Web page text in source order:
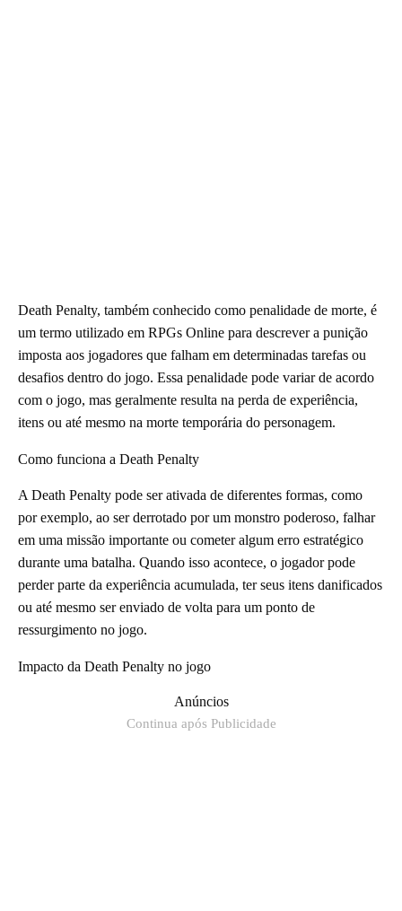
Death Penalty, também conhecido como penalidade de morte, é
um termo utilizado em RPGs Online para descrever a punição
imposta aos jogadores que falham em determinadas tarefas ou
desafios dentro do jogo. Essa penalidade pode variar de acordo
com o jogo, mas geralmente resulta na perda de experiência,
itens ou até mesmo na morte temporária do personagem.
Como funciona a Death Penalty
A Death Penalty pode ser ativada de diferentes formas, como
por exemplo, ao ser derrotado por um monstro poderoso, falhar
em uma missão importante ou cometer algum erro estratégico
durante uma batalha. Quando isso acontece, o jogador pode
perder parte da experiência acumulada, ter seus itens danificados
ou até mesmo ser enviado de volta para um ponto de
ressurgimento no jogo.
Impacto da Death Penalty no jogo
Anúncios
Continua após Publicidade